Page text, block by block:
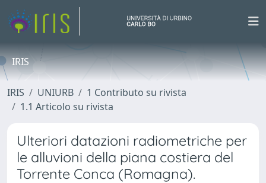
IRIS
IRIS UNIURB
1 Contributo su rivista
1.1 Articolo su rivista
Ulteriori datazioni radiometriche per
le alluvioni della piana costiera del
Torrente Conca (Romagna).